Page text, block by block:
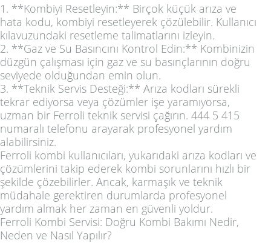
1. **Kombiyi Resetleyin:** Birçok küçük arıza ve
hata kodu, kombiyi resetleyerek çözülebilir. Kullanıcı
kılavuzundaki resetleme talimatlarını izleyin.
2. **Gaz ve Su Basıncını Kontrol Edin:** Kombinizin
düzgün çalışması için gaz ve su basınçlarının doğru
seviyede olduğundan emin olun.
3. **Teknik Servis Desteği:** Arıza kodları sürekli
tekrar ediyorsa veya çözümler işe yaramıyorsa,
uzman bir Ferroli teknik servisi çağırın. 444 5 415
numaralı telefonu arayarak profesyonel yardım
alabilirsiniz.
Ferroli kombi kullanıcıları, yukarıdaki arıza kodları ve
çözümlerini takip ederek kombi sorunlarını hızlı bir
şekilde çözebilirler. Ancak, karmaşık ve teknik
müdahale gerektiren durumlarda profesyonel
yardım almak her zaman en güvenli yoldur.
Ferroli Kombi Servisi: Doğru Kombi Bakımı Nedir,
Neden ve Nasıl Yapılır?